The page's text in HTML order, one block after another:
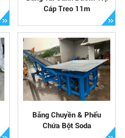
Cáp Treo 11m
Băng Chuyền & Phểu
Chứa Bột Soda